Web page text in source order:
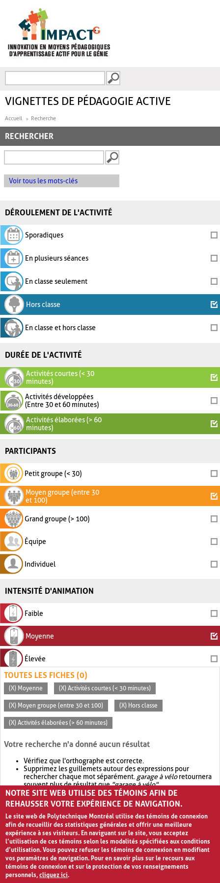
FORMULAIRE DE
VIGNETTES DE PÉDAGOGIE ACTIVE
Accueil Recherche
RECHERCHER
Voir tous les mots-clés
DÉROULEMENT DE L'ACTIVITÉ
Sporadiques
En plusieurs séances
En classe seulement
Hors classe
En classe et hors classe
DURÉE DE L'ACTIVITÉ
Activités courtes (< 30
minutes)
Activités développées
(Entre 30 et 60 minutes)
Activités élaborées (> 60
minutes)
PARTICIPANTS
Petit groupe (< 30)
Moyen groupe (entre 30
et 100)
Grand groupe (> 100)
Équipe
Individuel
INTENSITÉ D'ANIMATION
Faible
Moyenne
Élevée
TOUTES LES FICHES (0)
(X) Moyenne (X) Activités courtes (< 30 minutes)
(X) Moyen groupe (entre 30 et 100) (X) Hors classe
(X) Activités élaborées (> 60 minutes)
Votre recherche n'a donné aucun résultat
Vérifiez que l'orthographe est correcte.
Supprimez les guillemets autour des expressions pour
rechercher chaque mot séparément. garage à véloretournera
souvent plus de résultat que"garage à vélo".
Envisagez d'élargir votre recherche avec OR.garage OR vélo
retournera souvent plus de résultat quegarage à vélo
NOTRE SITE WEB UTILISE DES TÉMOINS AFIN DE
REHAUSSER VOTRE EXPÉRIENCE DE NAVIGATION.
Le site web de Polytechnique Montréal utilise des témoins de connexion
afin de recueillir des statistiques générales et offrir une meilleure
expérience à ses visiteurs. En naviguant sur le site, vous acceptez
l’utilisation de ces témoins selon les modalités spécifiées aux conditions
d’utilisation. Vous pouvez refuser les témoins de connexion en modifiant
vos paramètres de navigation. Pour en savoir plus sur le recours aux
témoins de connexion et sur la protection de vos renseignements
personnels,cliquez ici.